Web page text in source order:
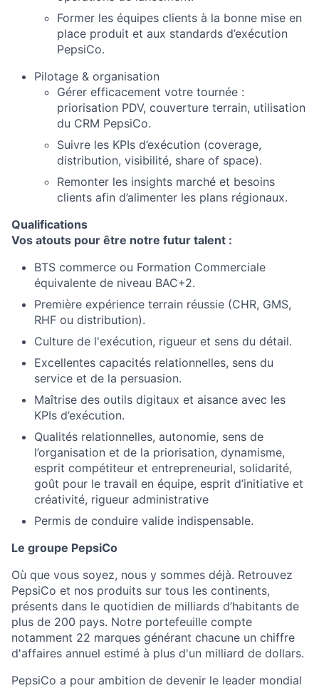
Former les équipes clients à la bonne mise en
place produit et aux standards d’exécution
PepsiCo.
Pilotage & organisation
Gérer efficacement votre tournée :
priorisation PDV, couverture terrain, utilisation
du CRM PepsiCo.
Suivre les KPIs d’exécution (coverage,
distribution, visibilité, share of space).
Remonter les insights marché et besoins
clients afin d’alimenter les plans régionaux.
Qualifications
Vos atouts pour être notre futur talent :
BTS commerce ou Formation Commerciale
équivalente de niveau BAC+2.
Première expérience terrain réussie (CHR, GMS,
RHF ou distribution).
Culture de l'exécution, rigueur et sens du détail.
Excellentes capacités relationnelles, sens du
service et de la persuasion.
Maîtrise des outils digitaux et aisance avec les
KPIs d’exécution.
Qualités relationnelles, autonomie, sens de
l’organisation et de la priorisation, dynamisme,
esprit compétiteur et entrepreneurial, solidarité,
goût pour le travail en équipe, esprit d’initiative et
créativité, rigueur administrative
Permis de conduire valide indispensable.
Le groupe PepsiCo
Où que vous soyez, nous y sommes déjà. Retrouvez
PepsiCo et nos produits sur tous les continents,
présents dans le quotidien de milliards d’habitants de
plus de 200 pays. Notre portefeuille compte
notamment 22 marques générant chacune un chiffre
d'affaires annuel estimé à plus d'un milliard de dollars.
PepsiCo a pour ambition de devenir le leader mondial